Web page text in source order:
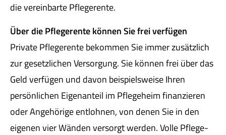
die vereinbarte Pfle­ge­ren­te.
Über die Pfle­ge­ren­te können Sie frei verfügen
Private Pfle­ge­ren­te bekommen Sie immer zusätzlich
zur gesetzlichen Versorgung. Sie können frei über das
Geld verfügen und davon beispielsweise Ihren
persönlichen Eigenanteil im Pflegeheim finanzieren
oder Angehörige entlohnen, von denen Sie in den
eigenen vier Wänden versorgt werden. Volle Pfle­ge­